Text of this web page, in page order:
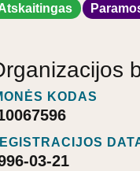
KODAS
03-21